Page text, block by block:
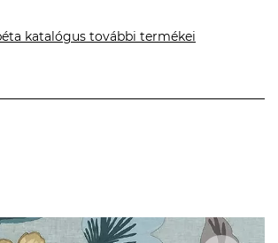
katalógus további termékei